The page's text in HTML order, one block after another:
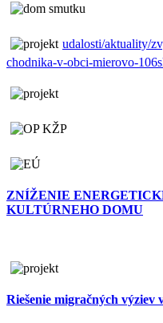
udalosti/aktuality/
chodnika-v-obci-mierovo-
ZNÍŽENIE
KULTÚRNEHO DOMU
Riešenie migračných výziev